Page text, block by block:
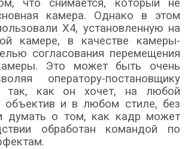
что снимается, который не
камера. Однако в этом
X4, установленную на
камере, в качестве камеры-
согласования перемещения
Это может быть очень
оператору-постановщику
так, как он хочет, на любой
и в любом стиле, без
думать о том, как кадр может
обработан командой по